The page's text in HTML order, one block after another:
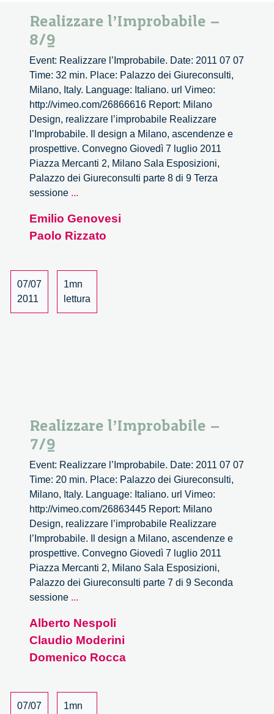
Realizzare l’Improbabile –
8/9
Event: Realizzare l’Improbabile. Date: 2011 07 07
Time: 32 min. Place: Palazzo dei Giureconsulti,
Milano, Italy. Language: Italiano. url Vimeo:
http://vimeo.com/26866616 Report: Milano
Design, realizzare l’improbabile Realizzare
l’Improbabile. Il design a Milano, ascendenze e
prospettive. Convegno Giovedì 7 luglio 2011
Piazza Mercanti 2, Milano Sala Esposizioni,
Palazzo dei Giureconsulti parte 8 di 9 Terza
sessione ...
–
8/9
Emilio Genovesi
Paolo Rizzato
07/07
2011
1mn
lettura
Realizzare l’Improbabile –
7/9
Event: Realizzare l’Improbabile. Date: 2011 07 07
Time: 20 min. Place: Palazzo dei Giureconsulti,
Milano, Italy. Language: Italiano. url Vimeo:
http://vimeo.com/26863445 Report: Milano
Design, realizzare l’improbabile Realizzare
l’Improbabile. Il design a Milano, ascendenze e
prospettive. Convegno Giovedì 7 luglio 2011
Piazza Mercanti 2, Milano Sala Esposizioni,
Palazzo dei Giureconsulti parte 7 di 9 Seconda
sessione ...
–
7/9
Alberto Nespoli
Claudio Moderini
Domenico Rocca
07/07
1mn